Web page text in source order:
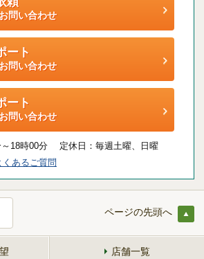
問い合わせ
ート
問い合わせ
ート
問い合わせ
～18時00分 定休日： 毎週土曜、日曜
あるご質問
ページの先頭へ
店舗一覧